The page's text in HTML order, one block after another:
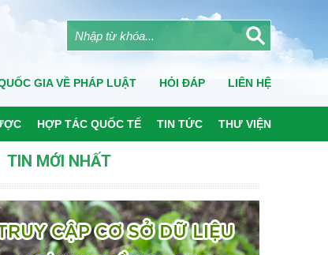
GIA VỀ PHÁP LUẬT HỎI ĐÁP LIÊN HỆ
HỢP TÁC QUỐC TẾ TIN TỨC THƯ VIỆN
TIN MỚI NHẤT